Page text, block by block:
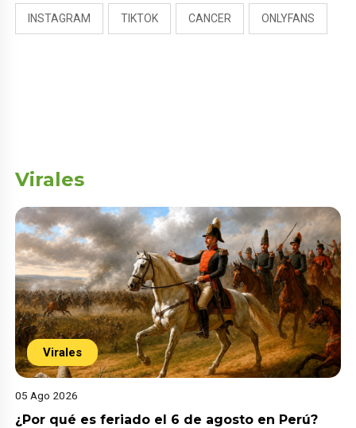
INSTAGRAM TIKTOK CANCER ONLYFANS
Virales
Virales
05 Ago 2026
¿Por qué es feriado el 6 de agosto en Perú?